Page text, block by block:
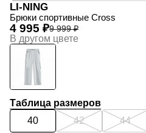
LI-NING
Брюки спортивные Cross
9 999 ₽
4 995 ₽
В другом цвете
Таблица размеров
40
42 44